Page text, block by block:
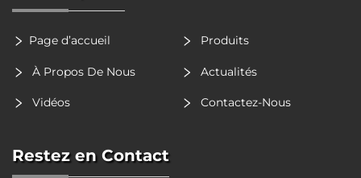
Page d’accueil Produits
À Propos De Nous Actualités
Vidéos Contactez-Nous
Restez en Contact